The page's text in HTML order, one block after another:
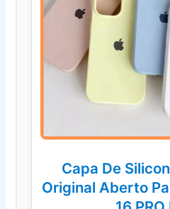
Capa De
Original Aberto